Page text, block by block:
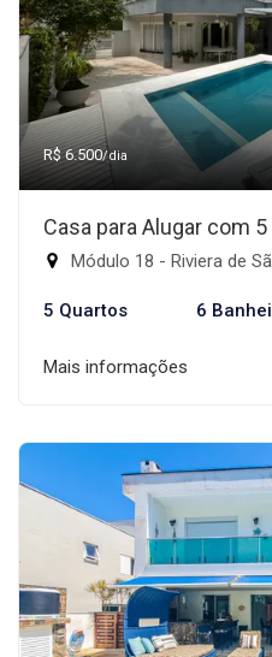
R$ 6.500/dia
Casa para Alugar com
Módulo 18 - Riviera de
5 Quartos 6
Mais informações